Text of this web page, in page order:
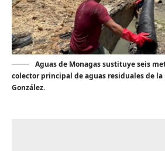
Aguas de Monagas sustituye seis
colector principal de aguas residuales de
González.